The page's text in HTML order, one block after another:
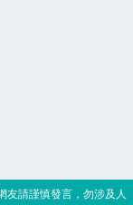
友請謹慎發言，勿涉及人